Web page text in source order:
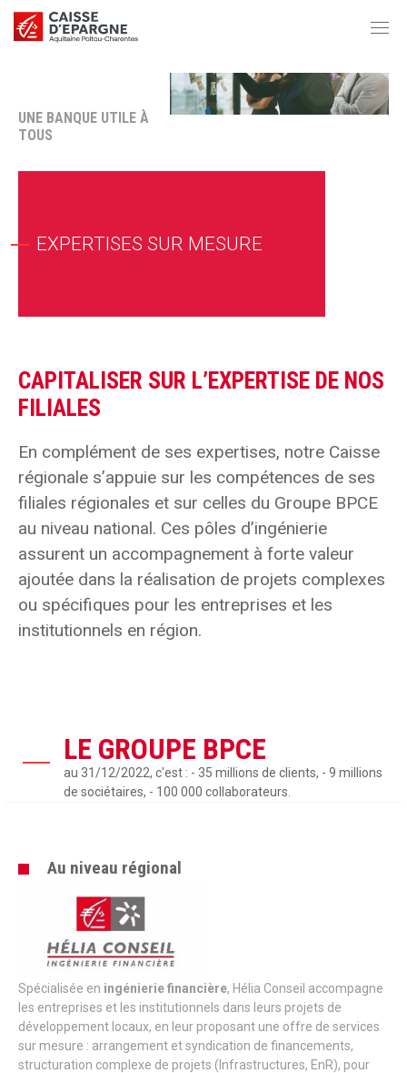
UNE BANQUE UTILE À
TOUS
EXPERTISES SUR MESURE
CAPITALISER SUR L’EXPERTISE DE NOS
FILIALES
En complément de ses expertises, notre Caisse
régionale s’appuie sur les compétences de ses
filiales régionales et sur celles du Groupe BPCE
au niveau national. Ces pôles d’ingénierie
assurent un accompagnement à forte valeur
ajoutée dans la réalisation de projets complexes
ou spécifiques pour les entreprises et les
institutionnels en région.
Au niveau régional
Spécialisée en ingénierie financière, Hélia Conseil accompagne
les entreprises et les institutionnels dans leurs projets de
développement locaux, en leur proposant une offre de services
sur mesure : arrangement et syndication de financements,
structuration complexe de projets (Infrastructures, EnR), pour
LE GROUPE BPCE
au 31/12/2022, c'est : - 35 millions de clients, - 9 millions
de sociétaires, - 100 000 collaborateurs.